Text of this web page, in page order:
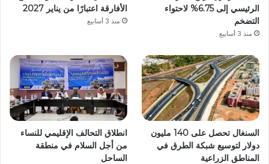
الرئيسي إلى 6.75% لاحتواء
التضخم
منذ 3 أسابيع
الأفارقة اعتبارًا من يناير 2027
منذ 3 أسابيع
السنغال تحصل على 140 مليون
دولار لتوسيع شبكة الطرق في
المناطق الزراعية
انطلاق التحالف الإقليمي للنساء
من أجل السلام في منطقة
الساحل